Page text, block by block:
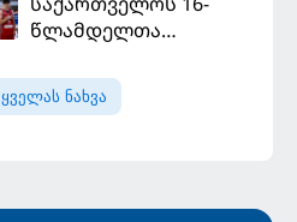
შეძენას ცდილობს
წლამდელთა
ევრობასკეტი
ისრაელთან მარცხით
ყველას ნახვა